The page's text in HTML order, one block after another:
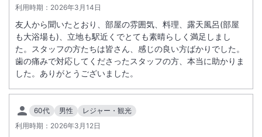
利用時期： 2026年3月14日
友人から聞いたとおり、部屋の雰囲気、料理、露天風呂(部屋
も大浴場も)、立地も駅近くでとても素晴らしく満足しまし
た。スタッフの方たちは皆さん、感じの良い方ばかりでした。
歯の痛みで対応してくださったスタッフの方、本当に助かりま
した。ありがとうございました。
60代 男性
レジャー・観光
利用時期： 2026年3月12日